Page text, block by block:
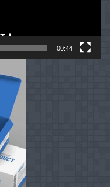
00:44